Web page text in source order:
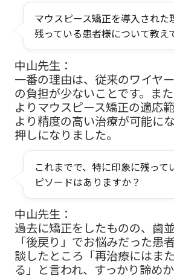
マウスピース矯正を導入された
残っている患者様について教え
中山先生：
一番の理由は、従来のワイヤ
の負担が少ないことです。ま
よりマウスピース矯正の適応
より精度の高い治療が可能に
押しになりました。
これまでで、特に印象に残って
ピソードはありますか？
中山先生：
過去に矯正をしたものの、歯
「後戻り」でお悩みだった患
談したところ「再治療にはま
る」と言われ、すっかり諦め